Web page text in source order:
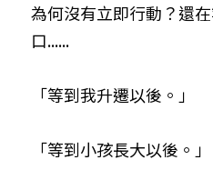
五行計算高階班
為何沒有立即行動？還
口......
「等到我升遷以後。」
「等到小孩長大以後。」